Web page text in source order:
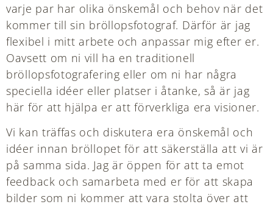
varje par har olika önskemål och behov när det
kommer till sin bröllopsfotograf. Därför är jag
flexibel i mitt arbete och anpassar mig efter er.
Oavsett om ni vill ha en traditionell
bröllopsfotografering eller om ni har några
speciella idéer eller platser i åtanke, så är jag
här för att hjälpa er att förverkliga era visioner.
Vi kan träffas och diskutera era önskemål och
idéer innan bröllopet för att säkerställa att vi är
på samma sida. Jag är öppen för att ta emot
feedback och samarbeta med er för att skapa
bilder som ni kommer att vara stolta över att